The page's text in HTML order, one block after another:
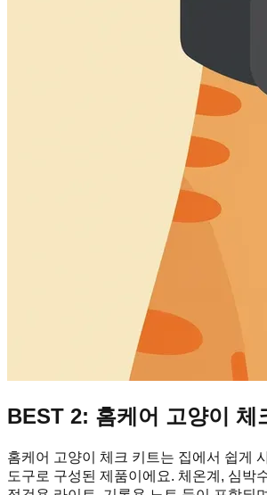
BEST 2: 홈케어 고양이 체
홈케어 고양이 체크 키트는 집에서 쉽게
도구로 구성된 제품이에요. 체온계, 심박